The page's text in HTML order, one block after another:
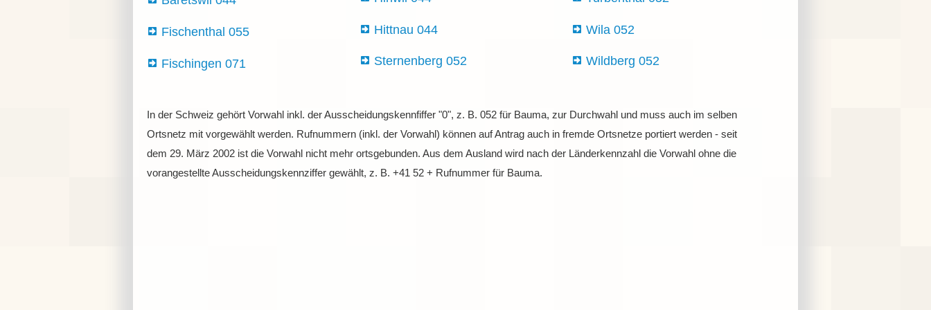
Fischenthal 055
Fischingen 071
Hittnau 044
Sternenberg 052
Wila 052
Wildberg 052
In der Schweiz gehört Vorwahl inkl. der Ausscheidungskennfiffer "0", z. B. 052 für Bauma, zur Durchwahl und muss auch im selben
Ortsnetz mit vorgewählt werden. Rufnummern (inkl. der Vorwahl) können auf Antrag auch in fremde Ortsnetze portiert werden - seit
dem 29. März 2002 ist die Vorwahl nicht mehr ortsgebunden. Aus dem Ausland wird nach der Länderkennzahl die Vorwahl ohne die
vorangestellte Ausscheidungskennziffer gewählt, z. B. +41 52 + Rufnummer für Bauma.